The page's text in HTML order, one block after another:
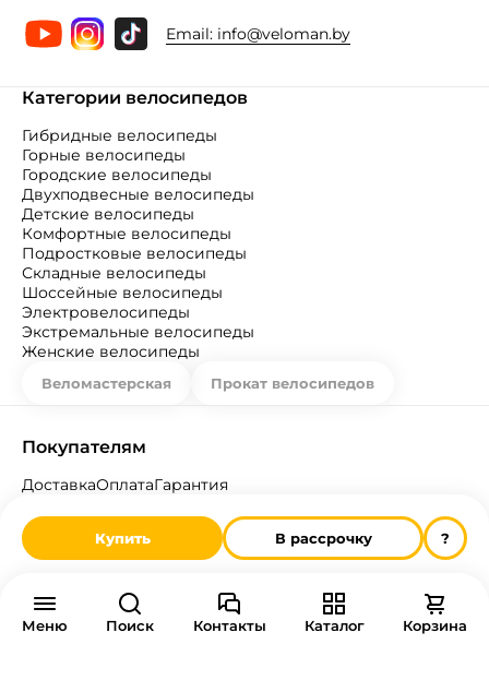
Купить В рассрочку ?
Email: info@veloman.by
Категории велосипедов
Гибридные велосипеды
Горные велосипеды
Городские велосипеды
Двухподвесные велосипеды
Детские велосипеды
Комфортные велосипеды
Подростковые велосипеды
Складные велосипеды
Шоссейные велосипеды
Электровелосипеды
Экстремальные велосипеды
Женские велосипеды
Веломастерская Прокат велосипедов
Покупателям
ДоставкаОплатаГарантия
Отзывы о магазине
Приезжайте на тест-драйв
Меню Поиск Контакты Каталог Корзина